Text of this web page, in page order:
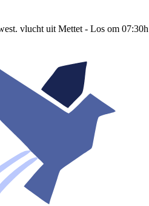
vlucht uit Mettet - Los om 07:30h